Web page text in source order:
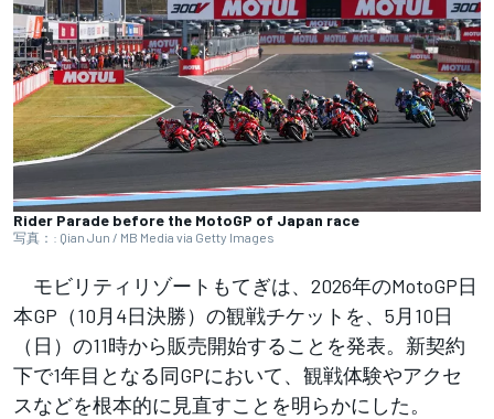
Rider Parade before the MotoGP of Japan race
写真：: Qian Jun / MB Media via Getty Images
モビリティリゾートもてぎは、2026年のMotoGP日
本GP（10月4日決勝）の観戦チケットを、5月10日
（日）の11時から販売開始することを発表。新契約
下で1年目となる同GPにおいて、観戦体験やアクセ
スなどを根本的に見直すことを明らかにした。